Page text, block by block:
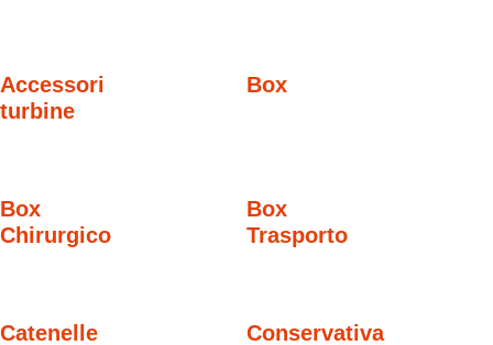
Accessori
turbine
Box
Box
Chirurgico
Box
Trasporto
Catenelle Conservativa